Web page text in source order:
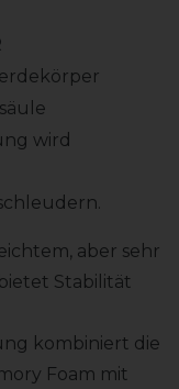
wird
aber sehr
Stabilität
kombiniert die
Foam mit